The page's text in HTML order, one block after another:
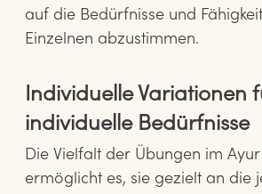
auf die Bedürfnisse und
Einzelnen abzustimmen.
Individuelle Variationen
individuelle Bedürfnisse
Die Vielfalt der Übungen im Ayur
ermöglicht es, sie gezielt an die